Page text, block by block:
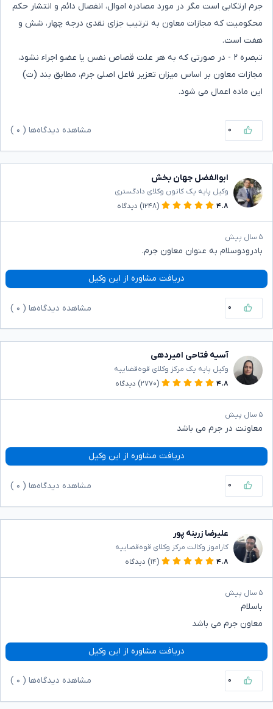
جرم ارتکابی است مگر در مورد مصادره اموال، انفصال دائم و انتشار حکم
محکومیت که مجازات معاون به ترتیب جزای نقدی درجه چهار، شش و
هفت است.
تبصره ۲ - در صورتی که به هر علت قصاص نفس یا عضو اجراء نشود،
مجازات معاون بر اساس میزان تعزیر فاعل اصلی جرم، مطابق بند (ت)
این ماده اعمال می شود.
۰ مشاهده دیدگاه‌ها ( ۰
ابوالفضل جهان بخش
وکیل پایه یک کانون وکلای دادگستری
۴.۸
(۱۲۴۸) دیدگاه
۵ سال پیش
بادرودوسلام به عنوان معاون جرم.
دریافت مشاوره از این وکیل
۰ مشاهده دیدگاه‌ها ( ۰
آسیه فتاحی امیردهی
وکیل پایه یک مرکز وکلای قوه‌قضاییه
۴.۸
(۲۷۷۰) دیدگاه
۵ سال پیش
معاونت در جرم می باشد
دریافت مشاوره از این وکیل
۰ مشاهده دیدگاه‌ها ( ۰
علیرضا زرینه پور
کاراموز وکالت مرکز وکلای قوه‌قضاییه
۴.۸
(۱۴) دیدگاه
۵ سال پیش
باسلام
معاون جرم می باشد
دریافت مشاوره از این وکیل
۰ مشاهده دیدگاه‌ها ( ۰